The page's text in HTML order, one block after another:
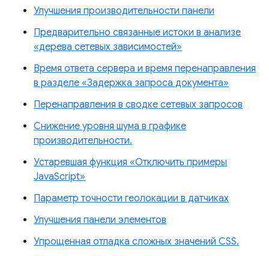
Улучшения производительности панели
Предварительно связанные истоки в анализе
«дерева сетевых зависимостей»
Время ответа сервера и время перенаправления
в разделе «Задержка запроса документа»
Перенаправления в сводке сетевых запросов
Снижение уровня шума в графике
производительности.
Устаревшая функция «Отключить примеры
JavaScript»
Параметр точности геолокации в датчиках
Улучшения панели элементов
Упрощенная отладка сложных значений CSS.